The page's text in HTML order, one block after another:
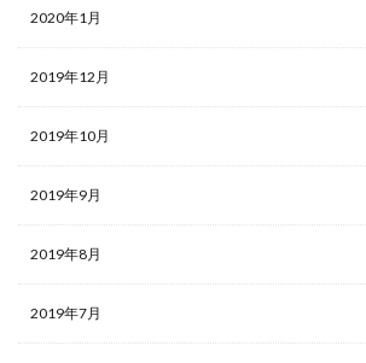
2020年1月
2019年12月
2019年10月
2019年9月
2019年8月
2019年7月